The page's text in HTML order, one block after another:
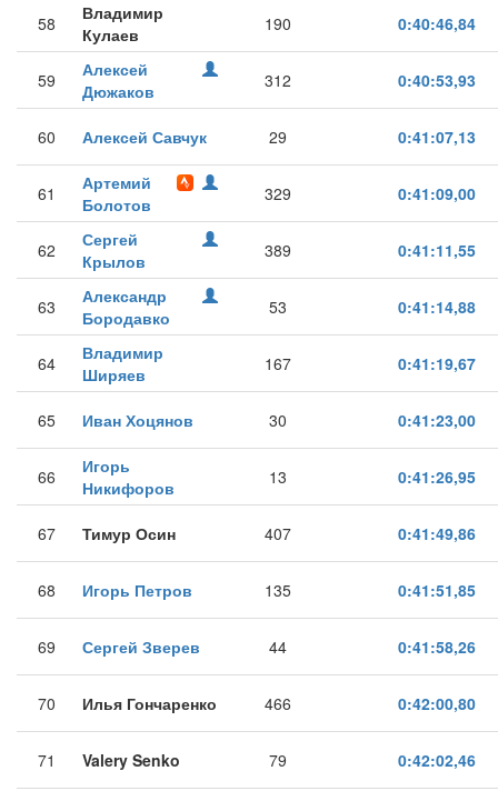
58
Владимир
Кулаев
190 0:40:46,84
59
Алексей
Дюжаков
312 0:40:53,93
60 Алексей Савчук 29 0:41:07,13
61
Артемий
Болотов
329 0:41:09,00
62
Сергей
Крылов
389 0:41:11,55
63
Александр
Бородавко
53 0:41:14,88
64
Владимир
Ширяев
167 0:41:19,67
65 Иван Хоцянов 30 0:41:23,00
66
Игорь
Никифоров
13 0:41:26,95
67 Тимур Осин 407 0:41:49,86
68 Игорь Петров 135 0:41:51,85
69 Сергей Зверев 44 0:41:58,26
70 Илья Гончаренко 466 0:42:00,80
71 Valery Senko 79 0:42:02,46